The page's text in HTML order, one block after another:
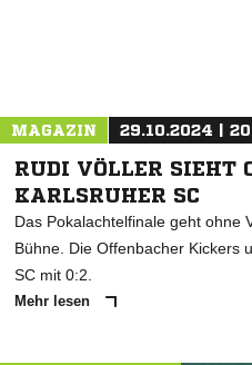
MAGAZIN 29.10.2024 |
RUDI VÖLLER SIEHT
KARLSRUHER SC
Das Pokalachtelfinale geht ohne
Bühne. Die Offenbacher Kickers
SC mit 0:2.
Mehr lesen